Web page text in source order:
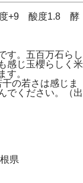
+9 酸度1.8 酵
す。五百万石らし
感じ玉櫻らしく米
す。
の若さは感じま
でください。（出
県